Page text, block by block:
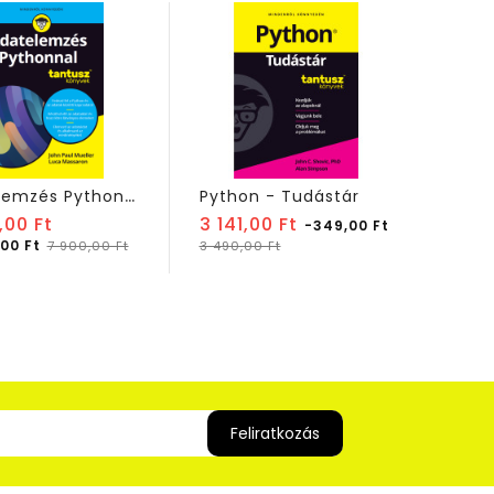
A
datelemzés Pythonnal
Ft
ár
Ft 7 900,00 FtÁr
Python - Tudástár
3 141,00 Ft Normál
-349,00 Ft
3 490,00 FtÁr